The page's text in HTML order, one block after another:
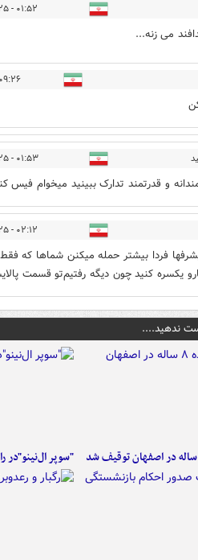
۰۱:۵۲ - ۱۴۰۴/۰۳/۲۵
می زنه...
۰۹:۲۶ - ۱۴۰۴/۰۳/۲۵
۰۱:۵۳ - ۱۴۰۴/۰۳/۲۵
و قدرتمند تدارک ببینید میخوام فیس
۰۲:۱۲ - ۱۴۰۴/۰۳/۲۵
یکسره کنید چون دیگه رفتیم‌تو قسمت
ندهید....
"سوپر ال‌نینو"در